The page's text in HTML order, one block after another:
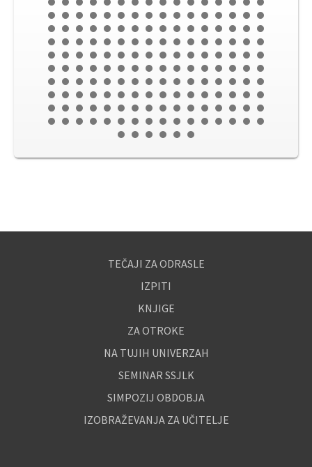
TEČAJI ZA ODRASLE
IZPITI
KNJIGE
ZA OTROKE
NA TUJIH UNIVERZAH
SEMINAR SSJLK
SIMPOZIJ OBDOBJA
IZOBRAŽEVANJA ZA UČITELJE